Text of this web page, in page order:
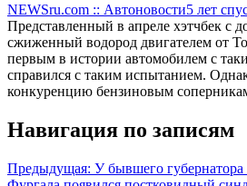
NEWSru.com :: Автоновости5 лет
Представленный в апреле хэтчбек с
сжиженный водород двигателем от
первым в истории автомобилем с
справился с таким испытанием.
конкуренцию бензиновым
Навигация по записям
Предыдущая: У бывшего губернатора